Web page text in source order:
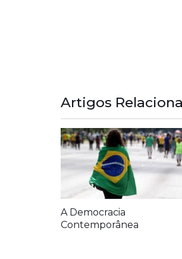
Artigos
A Democracia
Contemporânea